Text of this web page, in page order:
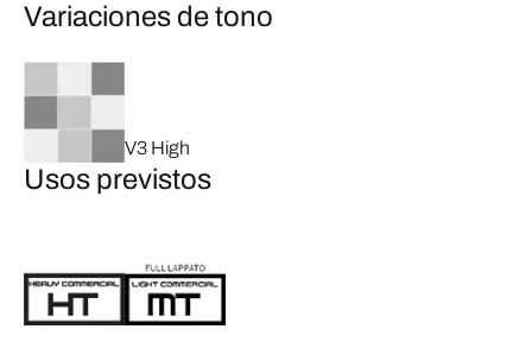
Variaciones de tono
V3 High
Usos previstos